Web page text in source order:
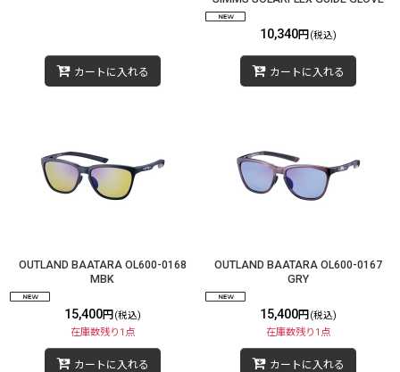
カートに入れる
10,340円 (税込)
カートに入れる
OUTLAND BAATARA OL600-0168
MBK
15,400円 (税込)
在庫数残り1点
カートに入れる
OUTLAND BAATARA OL600-0167
GRY
15,400円 (税込)
在庫数残り1点
カートに入れる